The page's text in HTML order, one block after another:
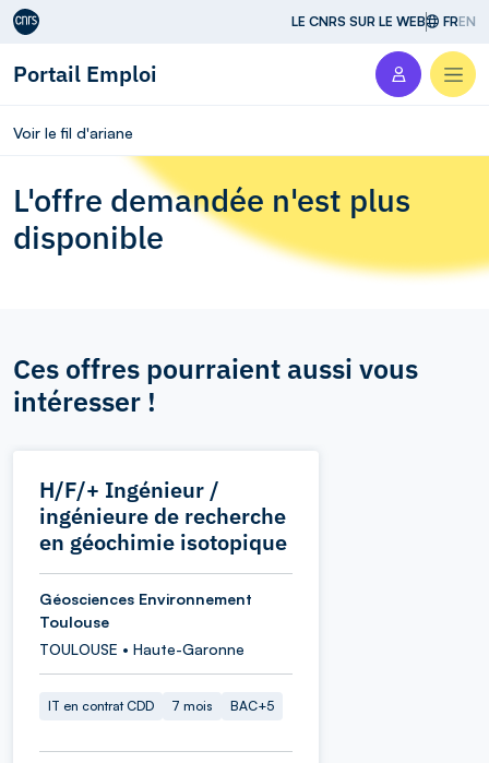
Aller au contenu LE CNRS SUR LE WEB FREN
Portail Emploi
Voir le fil d'ariane
L'offre demandée n'est plus
disponible
Ces offres pourraient aussi vous
intéresser !
H/F/+ Ingénieur /
ingénieure de recherche
en géochimie isotopique
Géosciences Environnement
Toulouse
TOULOUSE • Haute-Garonne
IT en contrat CDD 7 mois BAC+5